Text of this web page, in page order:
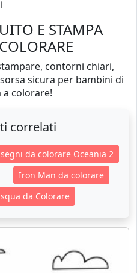
E STAMPA
contorni chiari,
sicura per bambini di
a colorare!
correlati
da colorare Oceania 2
Iron Man da colorare
da Colorare